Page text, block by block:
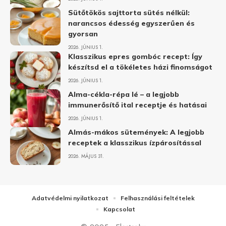
Sütőtökös sajttorta sütés nélkül:
narancsos édesség egyszerűen és
gyorsan
2026. JÚNIUS 1.
Klasszikus epres gombóc recept: Így
készítsd el a tökéletes házi finomságot
2026. JÚNIUS 1.
Alma-cékla-répa lé – a legjobb
immunerősítő ital receptje és hatásai
2026. JÚNIUS 1.
Almás-mákos sütemények: A legjobb
receptek a klasszikus ízpárosítással
2026. MÁJUS 31.
Adatvédelmi nyilatkozat
Felhasználási feltételek
Kapcsolat